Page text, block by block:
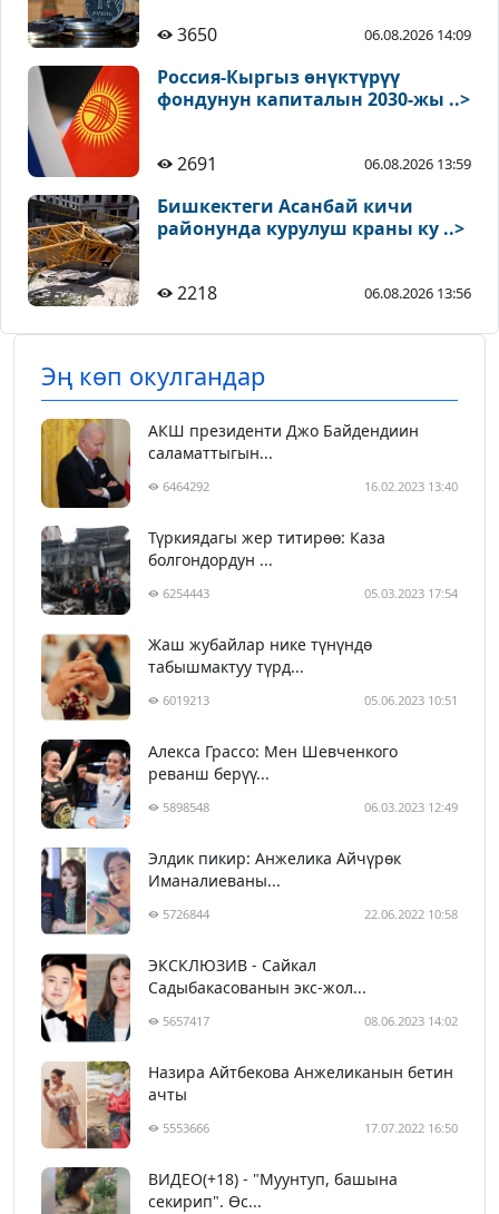
3650 06.08.2026 14:09
Россия-Кыргыз өнүктүрүү
фондунун капиталын 2030-жы ..>
2691 06.08.2026 13:59
Бишкектеги Асанбай кичи
районунда курулуш краны ку ..>
2218 06.08.2026 13:56
Эң көп окулгандар
АКШ президенти Джо Байдендиин
саламаттыгын...
6464292 16.02.2023 13:40
Түркиядагы жер титирөө: Каза
болгондордун ...
6254443 05.03.2023 17:54
Жаш жубайлар нике түнүндө
табышмактуу түрд...
6019213 05.06.2023 10:51
Алекса Грассо: Мен Шевченкого
реванш берүү...
5898548 06.03.2023 12:49
Элдик пикир: Анжелика Айчүрөк
Иманалиеваны...
5726844 22.06.2022 10:58
ЭКСКЛЮЗИВ - Сайкал
Садыбакасованын экс-жол...
5657417 08.06.2023 14:02
Назира Айтбекова Анжеликанын бетин
ачты
5553666 17.07.2022 16:50
ВИДЕО(+18) - "Муунтуп, башына
секирип". Өс...